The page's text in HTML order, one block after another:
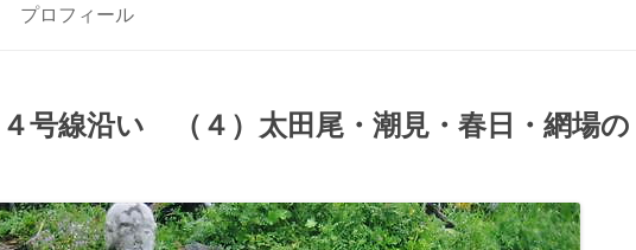
ッ
プ
プロフィール
号線沿い （４）太田尾・潮見・春日・網場の